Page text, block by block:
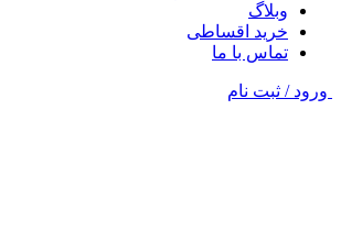
وبلاگ
خرید اقساطی
تماس با ما
ورود / ثبت نام